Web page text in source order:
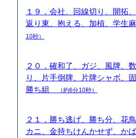
１９．会社、回線切り、開拓
返り東、抱える、加槓、学生
10秒）
２０．確和了、ガジ、風牌、
り、片手倒牌、片牌シャボ、
勝ち組
（約6分10秒）
２１．勝ち逃げ、勝ち分、花
カニ、金持ちけんかせず、か